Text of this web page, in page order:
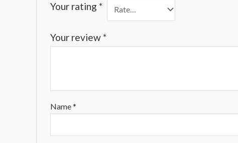
Your rating *
Your review*
Name*